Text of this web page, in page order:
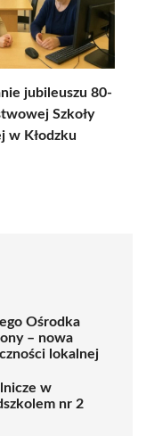
jubileuszu 80-
Szkoły
w Kłodzku
Ośrodka
– nowa
lokalnej
w
nr 2